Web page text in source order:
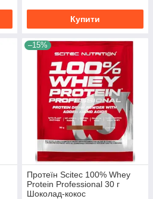
Купити
–15%
Протеїн Scitec 100% Whey
Protein Professional 30 г
Шоколад-кокос